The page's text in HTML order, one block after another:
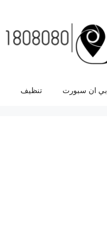
بي ان سبورت تنظيف